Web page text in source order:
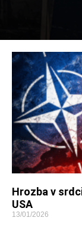
Hrozba v
USA
13/01/2026